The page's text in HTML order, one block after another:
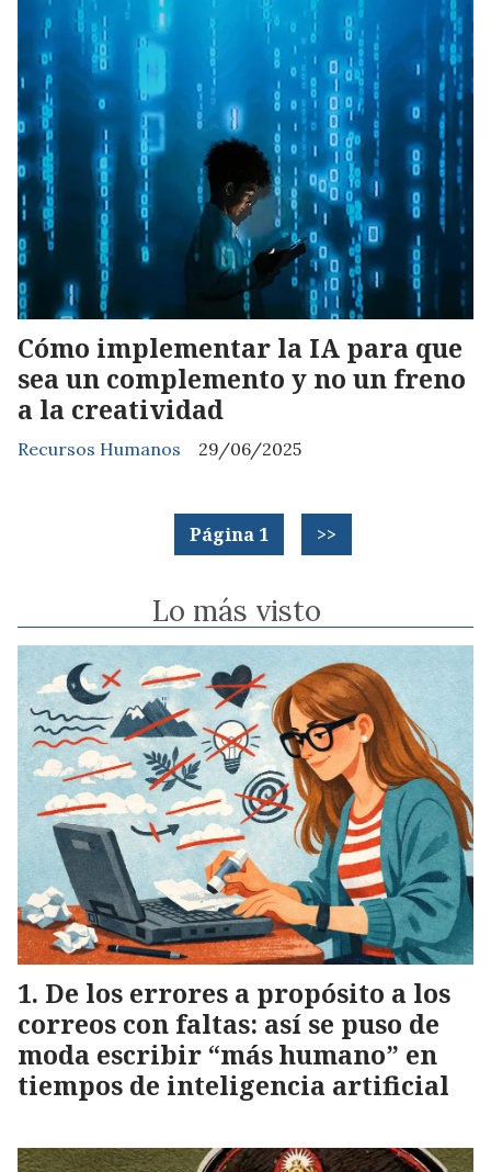
Cómo implementar la IA para que
sea un complemento y no un freno
a la creatividad
Recursos Humanos 29/06/2025
Página 1 >>
Lo más visto
De los errores a propósito a los
correos con faltas: así se puso de
moda escribir “más humano” en
tiempos de inteligencia artificial